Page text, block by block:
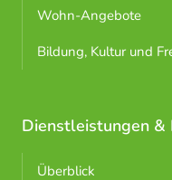
Wohn-Angebote
Bildung, Kultur und
Dienstleistungen &
Überblick